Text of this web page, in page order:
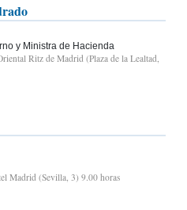
y Ministra de Hacienda
Ritz de Madrid (Plaza de la Lealtad,
Madrid (Sevilla, 3) 9.00 horas